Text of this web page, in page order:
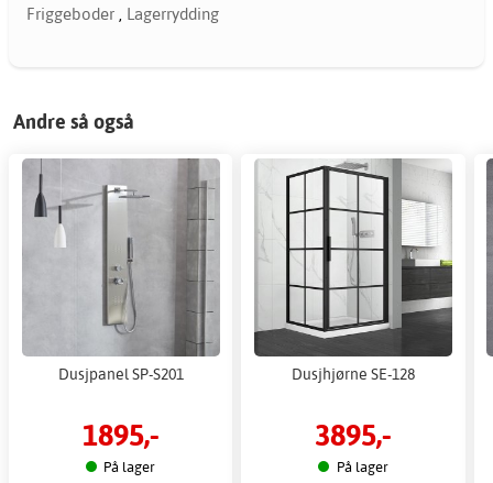
Friggeboder , Lagerrydding
Andre så også
Dusjpanel SP-S201
1895,-
På lager
Dusjhjørne SE-128
3895,-
På lager